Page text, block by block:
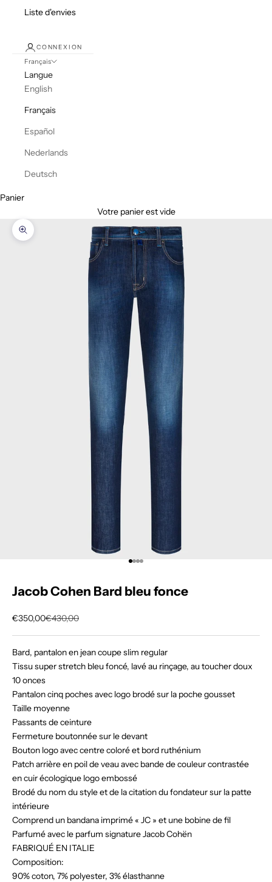
Liste d'envies
CONNEXION
Français
Langue
English
Français
Español
Nederlands
Deutsch
Panier
Votre panier est vide
Zoomer sur l'image
Aller à l'élément 1
Aller à l'élément 2
Aller à l'élément 3
Aller à l'élément 4
Jacob Cohen Bard bleu fonce
Prix de vente
€350,00Prix normal
€430,00
Bard, pantalon en jean coupe slim regular
Tissu super stretch bleu foncé, lavé au rinçage, au toucher doux
10 onces
Pantalon cinq poches avec logo brodé sur la poche gousset
Taille moyenne
Passants de ceinture
Fermeture boutonnée sur le devant
Bouton logo avec centre coloré et bord ruthénium
Patch arrière en poil de veau avec bande de couleur contrastée
en cuir écologique logo embossé
Brodé du nom du style et de la citation du fondateur sur la patte
intérieure
Comprend un bandana imprimé « JC » et une bobine de fil
Parfumé avec le parfum signature Jacob Cohën
FABRIQUÉ EN ITALIE
Composition:
90% coton, 7% polyester, 3% élasthanne